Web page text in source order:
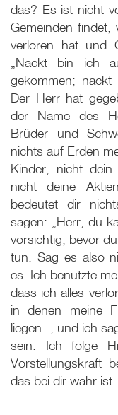
das? Es ist nicht
Gemeinden findet,
verloren hat und
„Nackt bin ich
gekommen; nackt
Der Herr hat
der Name des
Brüder und
nichts auf Erden
Kinder, nicht dein
nicht deine
bedeutet dir
sagen: „Herr, du
vorsichtig, bevor
tun. Sag es also
es. Ich benutzte
dass ich alles
in denen meine
liegen -, und ich
sein. Ich folge
Vorstellungskraft
das bei dir wahr ist.